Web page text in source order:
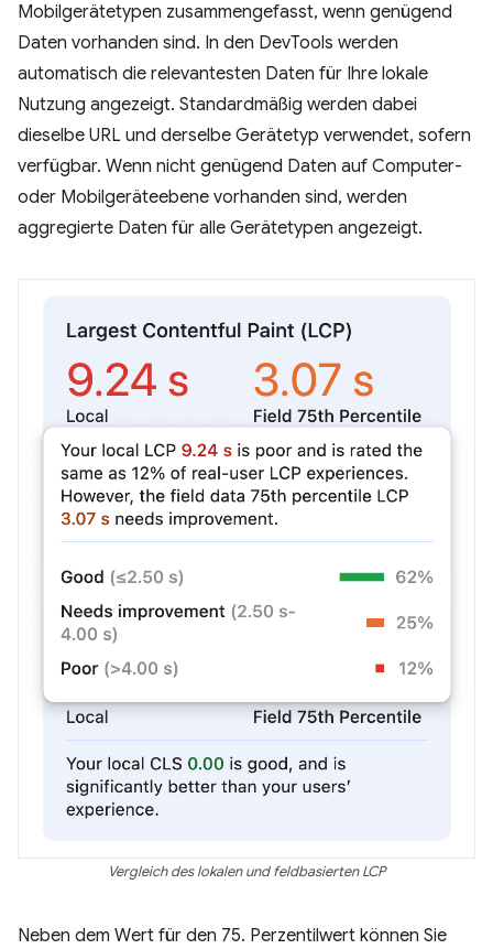
Mobilgerätetypen zusammengefasst, wenn genügend
Daten vorhanden sind. In den DevTools werden
automatisch die relevantesten Daten für Ihre lokale
Nutzung angezeigt. Standardmäßig werden dabei
dieselbe URL und derselbe Gerätetyp verwendet, sofern
verfügbar. Wenn nicht genügend Daten auf Computer-
oder Mobilgeräteebene vorhanden sind, werden
aggregierte Daten für alle Gerätetypen angezeigt.
Vergleich des lokalen und feldbasierten LCP
Neben dem Wert für den 75. Perzentilwert können Sie